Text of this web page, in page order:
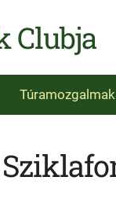
Clubja
Túramozgalmak